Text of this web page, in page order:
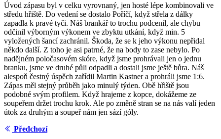
Úvod zápasu byl v celku vyrovnaný, jen hosté lépe kombinovali ve
středu hřiště. Do vedení se dostalo Poříčí, když střela z dálky
zapadla k pravé tyči. Náš brankář to trochu podcenil, ale chybu
odčinil výborným výkonem ve zbyktu utkání, když min. 5
vyložených šancí zachránil. Škoda, že se k jeho výkonu nepřidal
někdo další. Z toho je asi patrné, že na body to zase nebylo. Po
nadějném poločasovém skóre, když jsme prohrávali jen o jednu
branku, jsme ve druhé půli odpadli a dostali jsme ještě bůra. Náš
alespoň čestný úspěch zařídil Martin Kastner a prohráli jsme 1:6.
Zápas měl stejný průběh jako minulý týden. Obě hřiště jsou
podobné svým profilem. Když hrajeme z kopce, dokážeme ze
soupeřem držet trochu krok. Ale po změně stran se na nás valí jeden
útok za druhým a soupeř nám jen sází góly.
Předchozí